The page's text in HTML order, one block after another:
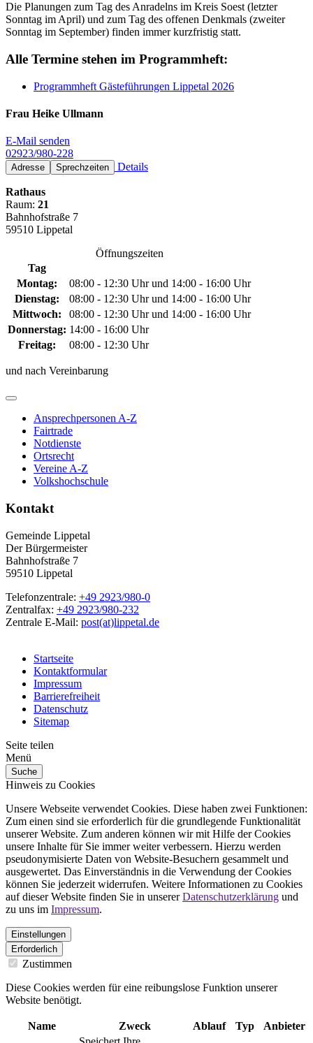
Die Planungen zum Tag des Anradelns im Kreis Soest (letzter
Sonntag im April) und zum Tag des offenen Denkmals (zweiter
Sonntag im September) finden immer kurzfristig statt.
Alle Termine stehen im Programmheft:
Programmheft Gästeführungen Lippetal 2026
Frau Heike Ullmann
E-Mail senden
02923/980-228
Adresse Sprechzeiten Details
Rathaus
Raum: 21
Bahnhofstraße 7
59510 Lippetal
Öffnungszeiten
Tag
Montag:
08:00 - 12:30 Uhr und 14:00 - 16:00 Uhr
Dienstag:
08:00 - 12:30 Uhr und 14:00 - 16:00 Uhr
Mittwoch:
08:00 - 12:30 Uhr und 14:00 - 16:00 Uhr
Donnerstag: 14:00 - 16:00 Uhr
Freitag:
08:00 - 12:30 Uhr
und nach Vereinbarung
Ansprechpersonen A-Z
Fairtrade
Notdienste
Ortsrecht
Vereine A-Z
Volkshochschule
Kontakt
Gemeinde Lippetal
Der Bürgermeister
Bahnhofstraße 7
59510 Lippetal
Telefonzentrale: +49 2923/980-0
Zentralfax: +49 2923/980-232
Zentrale E-Mail: post(at)lippetal.de
Startseite
Kontaktformular
Impressum
Barrierefreiheit
Datenschutz
Sitemap
Seite teilen
Menü
Suche
Hinweis zu Cookies
Unsere Webseite verwendet Cookies. Diese haben zwei Funktionen:
Zum einen sind sie erforderlich für die grundlegende Funktionalität
unserer Website. Zum anderen können wir mit Hilfe der Cookies
unsere Inhalte für Sie immer weiter verbessern. Hierzu werden
pseudonymisierte Daten von Website-Besuchern gesammelt und
ausgewertet. Das Einverständnis in die Verwendung der Cookies
können Sie jederzeit widerrufen. Weitere Informationen zu Cookies
auf dieser Website finden Sie in unsererDatenschutzerklärung und
zu uns im Impressum.
Einstellungen
Erforderlich
Zustimmen
Diese Cookies werden für eine reibungslose Funktion unserer
Website benötigt.
Name Zweck Ablauf Typ
Anbieter